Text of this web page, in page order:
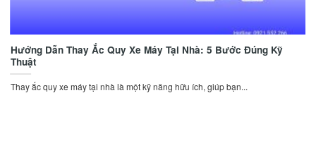
Hướng Dẫn Thay Ắc Quy Xe Máy Tại Nhà: 5 Bước Đúng Kỹ
Thuật
Thay ắc quy xe máy tại nhà là một kỹ năng hữu ích, giúp bạn...